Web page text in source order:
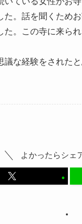
。話を聞くため
。この寺に来ら
議な経験をされた
よかったらシェ